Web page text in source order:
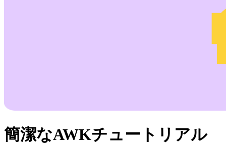
簡潔なAWKチュートリアル